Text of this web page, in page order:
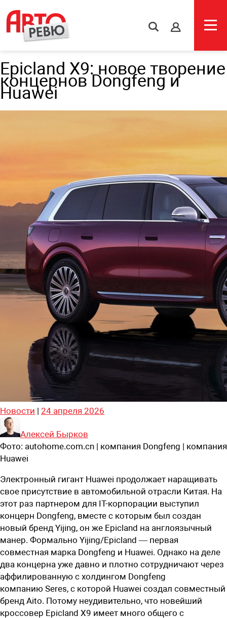
s
Epicland X9: новое творение
концернов Dongfeng и
Huawei
Новости | 24 апреля 2026
Алексей Бырков
Фото: autohome.com.cn | компания Dongfeng | компания
Huawei
Электронный гигант Huawei продолжает наращивать
свое присутствие в автомобильной отрасли Китая. На
этот раз партнером для IT-корпорации выступил
концерн Dongfeng, вместе с которым был создан
новый бренд Yijing, он же Epicland на англоязычный
манер. Формально Yijing/Epicland — первая
совместная марка Dongfeng и Huawei. Однако на деле
два концерна уже давно и плотно сотрудничают через
аффилированную с холдингом Dongfeng
компанию Seres, с которой Huawei создал совместный
бренд Aito. Потому неудивительно, что новейший
кроссовер Epicland X9 имеет много общего с